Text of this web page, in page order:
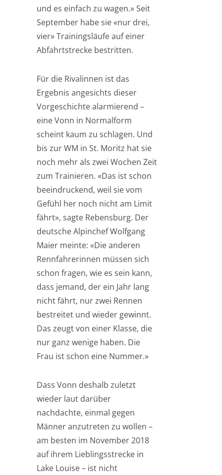
und es einfach zu wagen.» Seit
September habe sie «nur drei,
vier» Trainingsläufe auf einer
Abfahrtstrecke bestritten.
Für die Rivalinnen ist das
Ergebnis angesichts dieser
Vorgeschichte alarmierend –
eine Vonn in Normalform
scheint kaum zu schlagen. Und
bis zur WM in St. Moritz hat sie
noch mehr als zwei Wochen Zeit
zum Trainieren. «Das ist schon
beeindruckend, weil sie vom
Gefühl her noch nicht am Limit
fährt», sagte Rebensburg. Der
deutsche Alpinchef Wolfgang
Maier meinte: «Die anderen
Rennfahrerinnen müssen sich
schon fragen, wie es sein kann,
dass jemand, der ein Jahr lang
nicht fährt, nur zwei Rennen
bestreitet und wieder gewinnt.
Das zeugt von einer Klasse, die
nur ganz wenige haben. Die
Frau ist schon eine Nummer.»
Dass Vonn deshalb zuletzt
wieder laut darüber
nachdachte, einmal gegen
Männer anzutreten zu wollen –
am besten im November 2018
auf ihrem Lieblingsstrecke in
Lake Louise – ist nicht